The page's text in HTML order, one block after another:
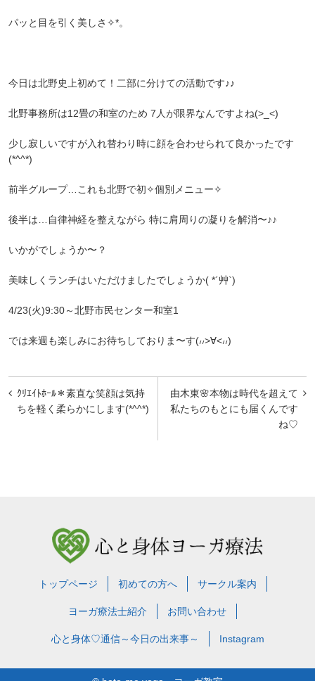
パッと目を引く美しさ✧︎*。
今日は北野史上初めて！二部に分けての活動です♪♪
北野事務所は12畳の和室のため 7人が限界なんですよね(>_<)
少し寂しいですが入れ替わり時に顔を合わせられて良かったです
(*^^*)
前半グループ…これも北野で初✧︎個別メニュー✧︎
後半は…自律神経を整えながら 特に肩周りの凝りを解消〜♪♪
いかがでしょうか〜？
美味しくランチはいただけましたでしょうか( *´艸`)
4/23(火)9:30～北野市民センター和室1
では来週も楽しみにお待ちしておりま〜す(៸៸>∀<៸៸)
投
稿
由木東🌸本物は時代を超えて
私たちのもとにも届くんです
ね♡
ｸﾘｴｲﾄﾎｰﾙ＊素直な笑顔は気持
ちを軽く柔らかにします(*^^*)
トップページ 初めての方へ サークル案内
ヨーガ療法士紹介 お問い合わせ
心と身体♡通信～今日の出来事～ Instagram